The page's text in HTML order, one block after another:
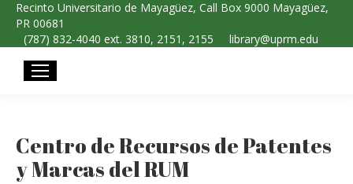
Recinto Universitario de Mayagüez, Call Box 9000 Mayagüez,
PR 00681
(787) 832-4040 ext. 3810, 2151, 2155
library@uprm.edu
Centro de Recursos de Patentes
y Marcas del RUM